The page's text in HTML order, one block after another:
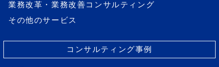
業務改革・業務改善コンサルティング
その他のサービス
コンサルティング事例